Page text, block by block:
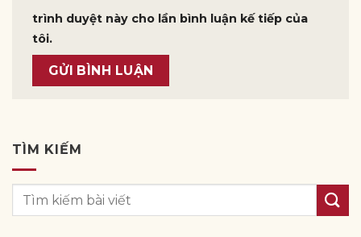
trình duyệt này cho lần bình luận kế tiếp của
tôi.
TÌM KIẾM